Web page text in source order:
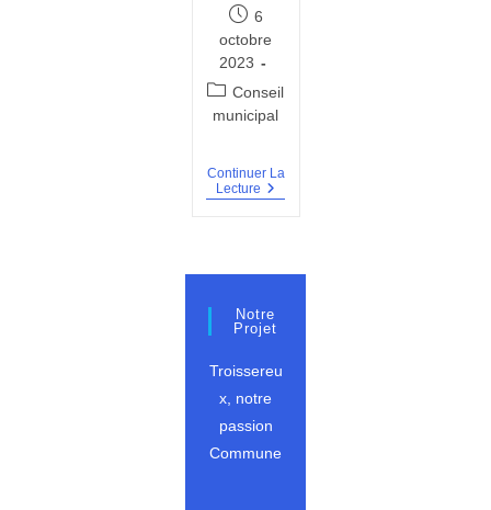
Publication
publiée :
6
octobre
2023
Post
category:
Conseil
municipal
Continuer La
Lecture PV
Notre
Projet
Troissereu
x, notre
passion
Commune